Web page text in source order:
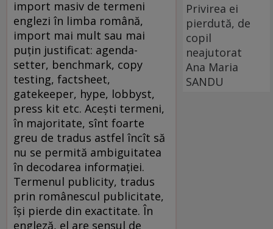
Privirea ei
pierdută, de
copil
neajutorat
Ana Maria
SANDU